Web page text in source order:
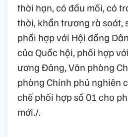
thời hạn, có đầu mối, có
thời, khẩn trương rà soát,
phối hợp với Hội đồng
của Quốc hội, phối hợp
ương Đảng, Văn phòng
phòng Chính phủ nghiên
chế phối hợp số 01 cho
mới./.